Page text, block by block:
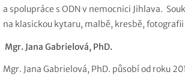
a spolupráce s ODN v nemocnici Jihlava.
na klasickou kytaru, malbě, kresbě,
Mgr. Jana Gabrielová, PhD.
Mgr. Jana Gabrielová, PhD. působí od roku